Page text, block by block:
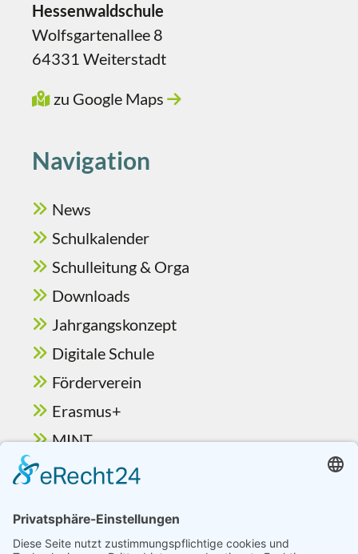
Hessenwaldschule
Wolfsgartenallee 8
64331 Weiterstadt
zu Google Maps
Navigation
News
Schulkalender
Schulleitung & Orga
Downloads
Jahrgangskonzept
Digitale Schule
Förderverein
Erasmus+
MINT
Ganztag & Betreuung
Schulelternbeirat